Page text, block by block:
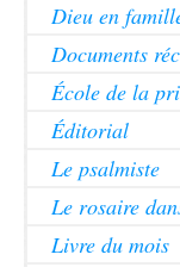
Dieu en
Documents
École de la
Éditorial
Le psalmiste
Le rosaire
Livre du mois